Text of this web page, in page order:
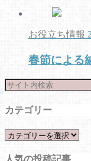
お役立ち情報
春節による
カテゴリー
カ